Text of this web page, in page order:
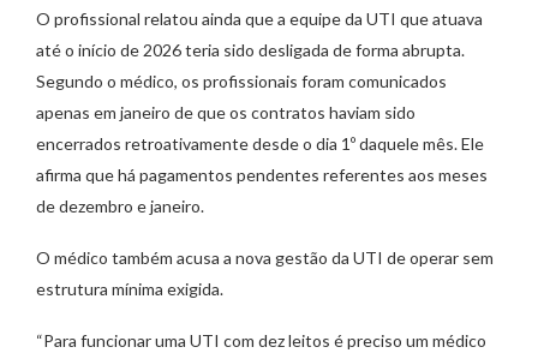
O profissional relatou ainda que a equipe da UTI que atuava
até o início de 2026 teria sido desligada de forma abrupta.
Segundo o médico, os profissionais foram comunicados
apenas em janeiro de que os contratos haviam sido
encerrados retroativamente desde o dia 1º daquele mês. Ele
afirma que há pagamentos pendentes referentes aos meses
de dezembro e janeiro.
O médico também acusa a nova gestão da UTI de operar sem
estrutura mínima exigida.
“Para funcionar uma UTI com dez leitos é preciso um médico